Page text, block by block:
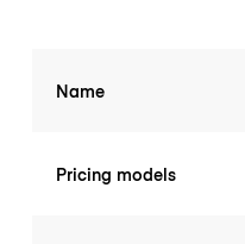
Name
Pricing models